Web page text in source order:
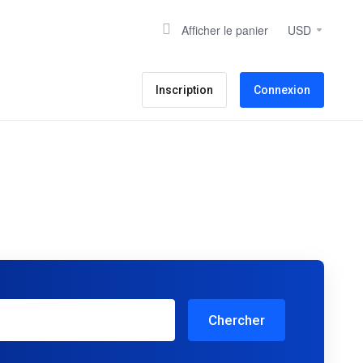
Afficher le panier USD
Inscription Connexion
Chercher